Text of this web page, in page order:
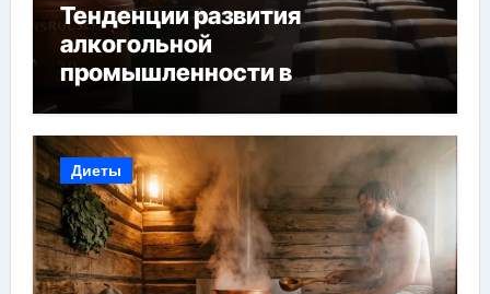
Тенденции развития
алкогольной
промышленности в
Диеты